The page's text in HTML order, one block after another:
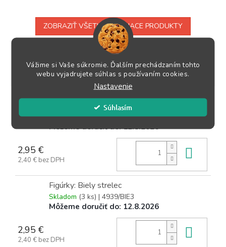
Vážime si Vaše súkromie. Ďalším prechádzaním tohto
webu vyjadrujete súhlas s používaním cookies.
Nastavenie
Súhlasím
ZOBRAZIŤ VŠETKY SÚVISIACE PRODUKTY
Podobné (3)
Ostatné informácie
Figúrky: Biela dáma
Skladom(>5 ks)| 4939/BIE2
Môžeme doručiť do: 12.8.2026
2,95 €
2,40 € bez DPH
Figúrky: Biely strelec
Skladom (3 ks) | 4939/BIE3
Môžeme doručiť do: 12.8.2026
2,95 €
2,40 € bez DPH